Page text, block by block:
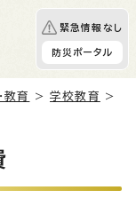
緊急情報なし
防災ポータル
教育 >学校教育
>